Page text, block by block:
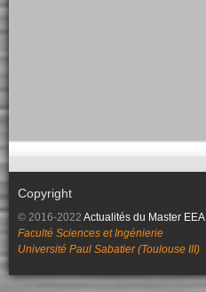
Copyright
© 2016-2022 Actualités du Master EEA
Faculté Sciences et Ingénierie
Université Paul Sabatier (Toulouse III)